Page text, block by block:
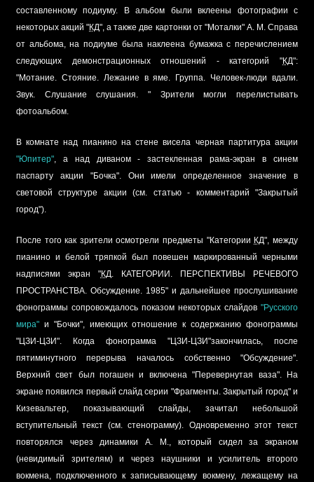
составленному подиуму. В альбом были вклеены фотографии с
некоторых акций "КД", а также две картонки от "Моталки" А. М. Справа
от альбома, на подиуме была наклеена бумажка с перечислением
следующих демонстрационных отношений - категорий "КД":
"Мотание. Стояние. Лежание в яме. Группа. Человек-люди вдали.
Звук. Слушание слушания. " Зрители могли перелистывать
фотоальбом.
В комнате над пианино на стене висела черная партитура акции
"Юпитер", а над диваном - застекленная рама-экран в синем
паспарту акции "Бочка". Они имели определенное значение в
световой структуре акции (см. статью - комментарий "Закрытый
город").
После того как зрители осмотрели предметы "Категории КД", между
пианино и белой тряпкой был повешен маркированный черными
надписями экран "КД. КАТЕГОРИИ. ПЕРСПЕКТИВЫ РЕЧЕВОГО
ПРОСТРАНСТВА. Обсуждение. 1985" и дальнейшее прослушивание
фонограммы сопровождалось показом некоторых слайдов"Русского
мира"и "Бочки", имеющих отношение к содержанию фонограммы
"ЦЗИ-ЦЗИ". Когда фонограмма "ЦЗИ-ЦЗИ"закончилась, после
пятиминутного перерыва началось собственно "Обсуждение".
Верхний свет был погашен и включена "Перевернутая ваза". На
экране появился первый слайд серии "Фрагменты. Закрытый город" и
Кизевальтер, показывающий слайды, зачитал небольшой
вступительный текст (см. стенограмму). Одновременно этот текст
повторялся через динамики А. М., который сидел за экраном
(невидимый зрителям) и через наушники и усилитель второго
вокмена, подключенного к записывающему вокмену, лежащему на